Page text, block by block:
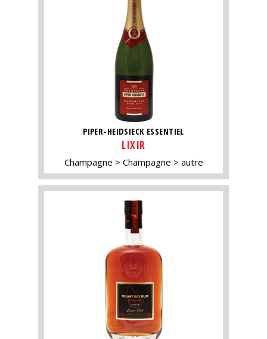
PIPER-HEIDSIECK ESSENTIEL
LIXIR
Champagne Champagne autre